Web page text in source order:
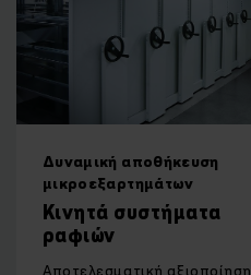
Δυναμική αποθήκευση
μικροεξαρτημάτων
Κινητά συστήματα
ραφιών